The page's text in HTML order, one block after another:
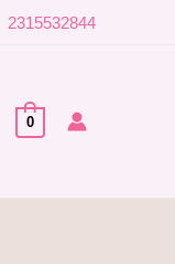
2315532844
0